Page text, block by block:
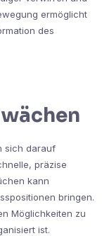
ermöglicht
des
sich darauf
präzise
kann
bringen.
Möglichkeiten zu
ist.